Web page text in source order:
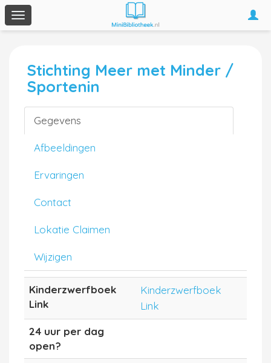
Toggle
navigation
Stichting Meer met Minder /
Sportenin
Gegevens
Afbeeldingen
Ervaringen
Contact
Lokatie Claimen
Wijzigen
Kinderzwerfboek
Link
Kinderzwerfboek
Link
24 uur per dag
open?